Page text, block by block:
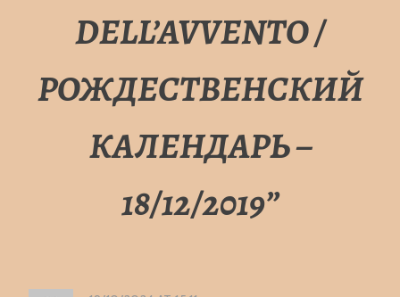
DELL’AVVENTO /
РОЖДЕСТВЕНСКИЙ
КАЛЕНДАРЬ –
18/12/2019”